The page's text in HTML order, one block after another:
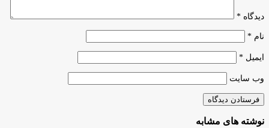
دیدگاه *
نام *
ایمیل *
وب‌ سایت
نوشته های مشابه